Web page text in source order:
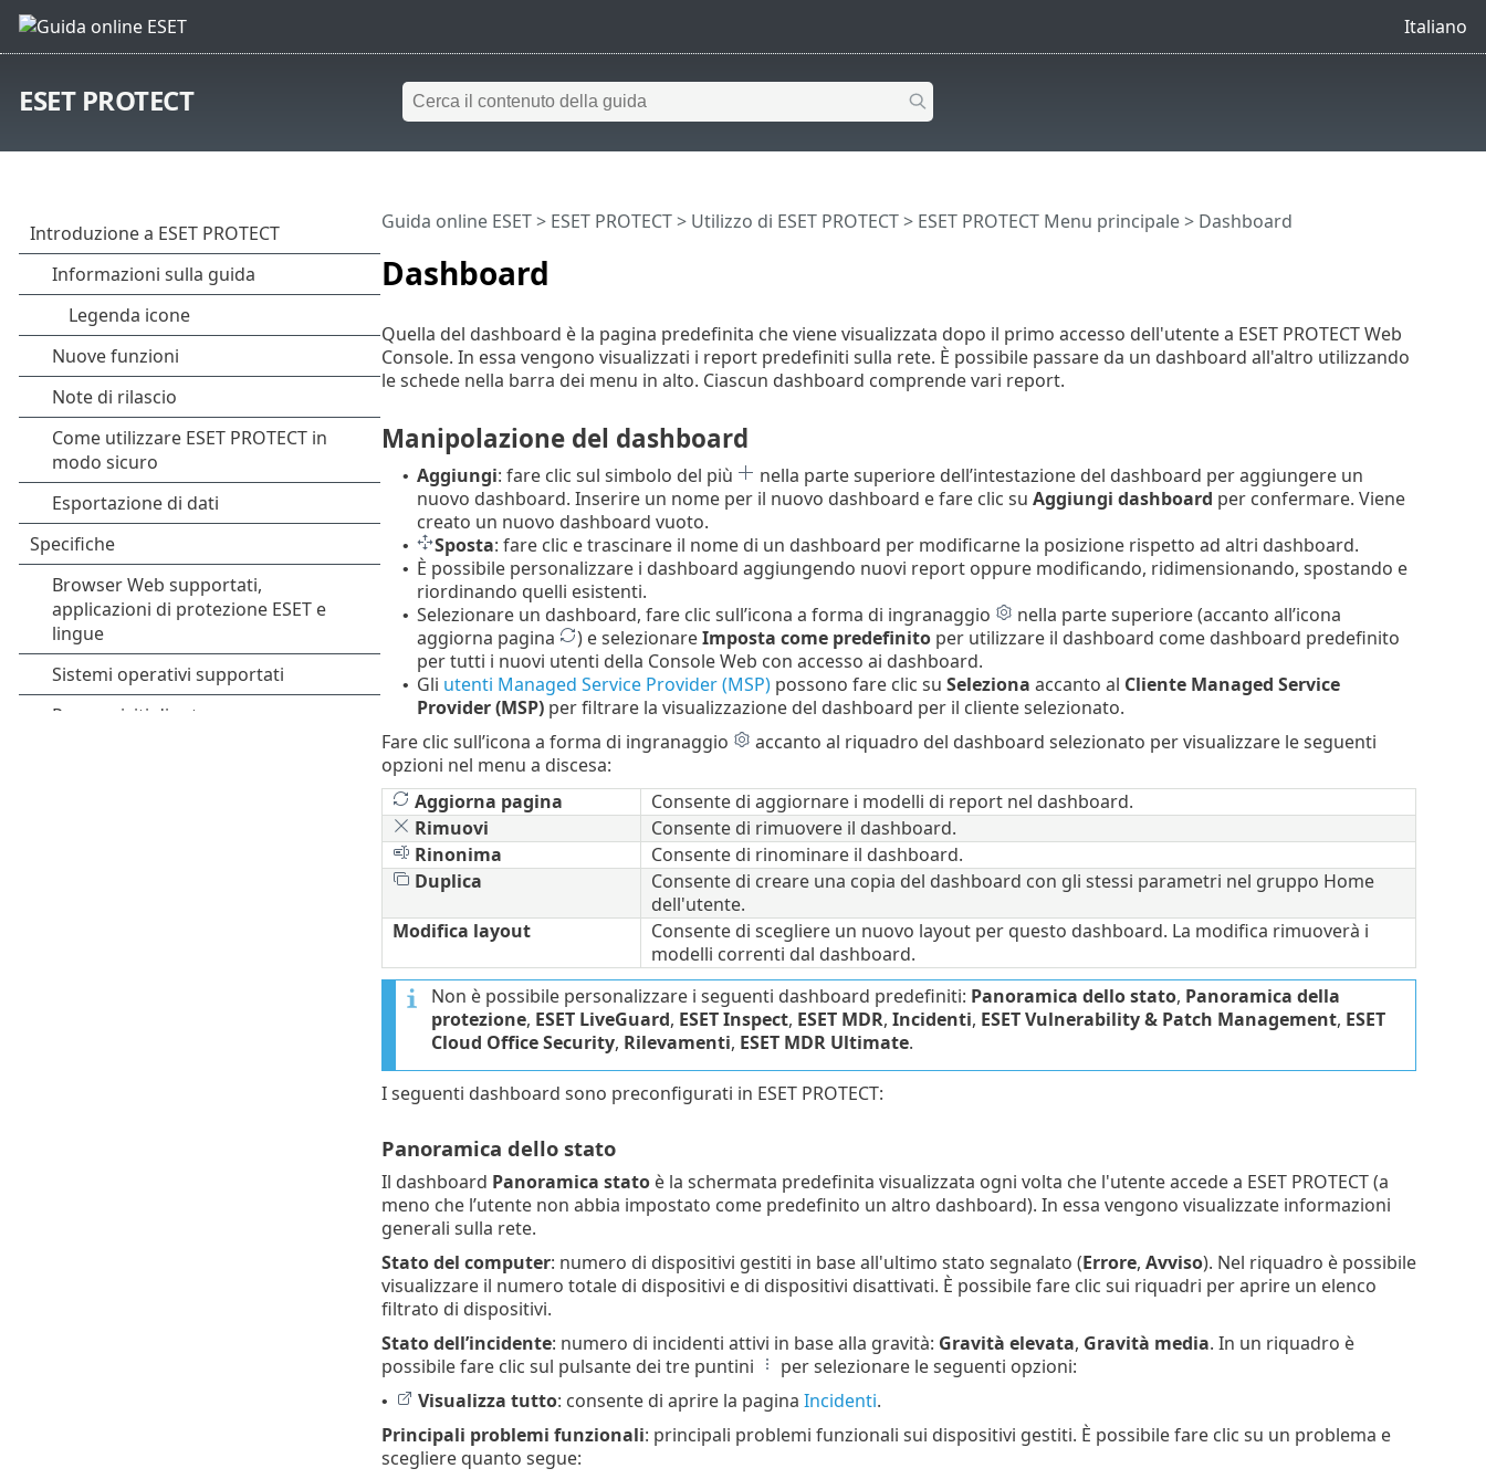
Italiano
ESET PROTECT
Dashboard
Guida online ESET> ESET PROTECT> Utilizzo di ESET PROTECT> ESET PROTECT Menu principale> Dashboard
Quella del dashboard è la pagina predefinita che viene visualizzata dopo il primo accesso dell'utente a ESET PROTECT Web
Console. In essa vengono visualizzati i report predefiniti sulla rete. È possibile passare da un dashboard all'altro utilizzando
le schede nella barra dei menu in alto. Ciascun dashboard comprende vari report.
Manipolazione del dashboard
• Aggiungi: fare clic sul simbolo del più
nella parte superiore dell’intestazione del dashboard per aggiungere un
nuovo dashboard. Inserire un nome per il nuovo dashboard e fare clic su Aggiungi dashboard per confermare. Viene
creato un nuovo dashboard vuoto.
• Sposta: fare clic e trascinare il nome di un dashboard per modificarne la posizione rispetto ad altri dashboard.
• È possibile personalizzare i dashboard aggiungendo nuovi report oppure modificando, ridimensionando, spostando e
riordinando quelli esistenti.
• Selezionare un dashboard, fare clic sull’icona a forma di ingranaggio
nella parte superiore (accanto all’icona
aggiorna pagina
) e selezionareImposta come predefinitoper utilizzare il dashboard come dashboard predefinito
per tutti i nuovi utenti della Console Web con accesso ai dashboard.
• Gli utenti Managed Service Provider (MSP)possono fare clic su Seleziona accanto al Cliente Managed Service
Provider (MSP)per filtrare la visualizzazione del dashboard per il cliente selezionato.
Fare clic sull’icona a forma di ingranaggio
accanto al riquadro del dashboard selezionato per visualizzare le seguenti
opzioni nel menu a discesa:
Aggiorna pagina
Consente di aggiornare i modelli di report nel dashboard.
Rimuovi
Consente di rimuovere il dashboard.
Rinonima
Consente di rinominare il dashboard.
Duplica
Consente di creare una copia del dashboard con gli stessi parametri nel gruppo Home
dell'utente.
Modifica layout
Consente di scegliere un nuovo layout per questo dashboard. La modifica rimuoverà i
modelli correnti dal dashboard.
Non è possibile personalizzare i seguenti dashboard predefiniti: Panoramica dello stato, Panoramica della
protezione, ESET LiveGuard, ESET Inspect, ESET MDR, Incidenti, ESET Vulnerability & Patch Management, ESET
Cloud Office Security, Rilevamenti, ESET MDR Ultimate.
I seguenti dashboard sono preconfigurati in ESET PROTECT:
Panoramica dello stato
Il dashboard Panoramica statoè la schermata predefinita visualizzata ogni volta che l'utente accede a ESET PROTECT (a
meno che l’utente non abbia impostato come predefinito un altro dashboard). In essa vengono visualizzate informazioni
generali sulla rete.
Stato del computer: numero di dispositivi gestiti in base all'ultimo stato segnalato (Errore, Avviso). Nel riquadro è possibile
visualizzare il numero totale di dispositivi e di dispositivi disattivati. È possibile fare clic sui riquadri per aprire un elenco
filtrato di dispositivi.
Stato dell’incidente: numero di incidenti attivi in base alla gravità: Gravità elevata, Gravità media. In un riquadro è
possibile fare clic sul pulsante dei tre puntini
per selezionare le seguenti opzioni:
• Visualizza tutto: consente di aprire la pagina Incidenti.
Principali problemi funzionali: principali problemi funzionali sui dispositivi gestiti. È possibile fare clic su un problema e
scegliere quanto segue: